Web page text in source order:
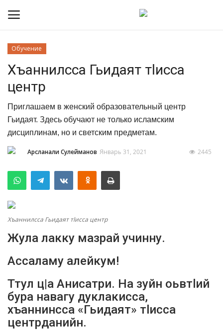
Контакты
О портале
Помочь порталу
Наша Команда
Новости Лакии
Интервью
Наставление
Семья
История лакцев
Обучение
Хъаннилсса Гьидаят тlисса
центр
Приглашаем в женский образовательный центр
Гьидаят. Здесь обучают не только исламским
дисциплинам, но и светским предметам.
Арсланали Сулейманов Январь 31, 2021 2445
Хъаннилсса Гьидаят тlисса центр
Жула лакку мазрай учинну.
Ассаламу алейкум!
Ттул ц|а Анисатри. На зуйн оьвтlий
бура навагу дуклакисса,
хъаннинсса «Гьидаят» тlисса
центрданийн.